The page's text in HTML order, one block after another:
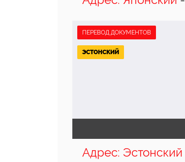
ПЕРЕВОД ДОКУМЕНТОВ
Адрес: Эстонский
ЭСТОНСКИЙ